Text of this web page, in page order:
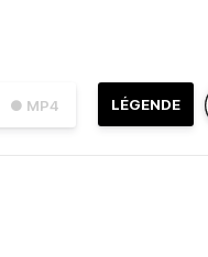
● MP4 LÉGENDE